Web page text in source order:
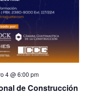
4 @ 6:00 pm
de Construcción